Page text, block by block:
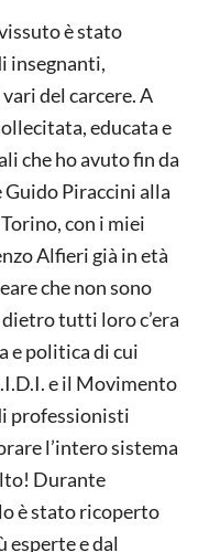
è stato
insegnanti,
del carcere. A
educata e
che ho avuto fin da
Piraccini alla
con i miei
Alfieri già in età
che non sono
tutti loro c’era
e politica di cui
e il Movimento
professionisti
l’intero sistema
Durante
è stato ricoperto
esperte e dal